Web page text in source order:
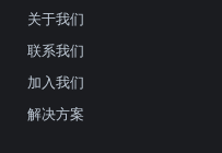
关于我们
联系我们
加入我们
解决方案